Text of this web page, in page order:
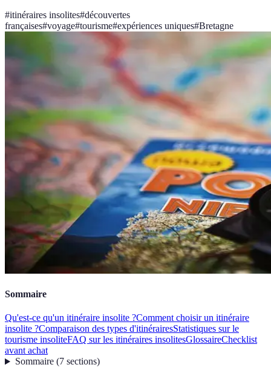
#itinéraires insolites#découvertes
françaises#voyage#tourisme#expériences uniques#Bretagne
Sommaire
Qu'est-ce qu'un itinéraire insolite ?Comment choisir un itinéraire
insolite ?Comparaison des types d'itinérairesStatistiques sur le
tourisme insoliteFAQ sur les itinéraires insolitesGlossaireChecklist
avant achat
Sommaire(7 sections)